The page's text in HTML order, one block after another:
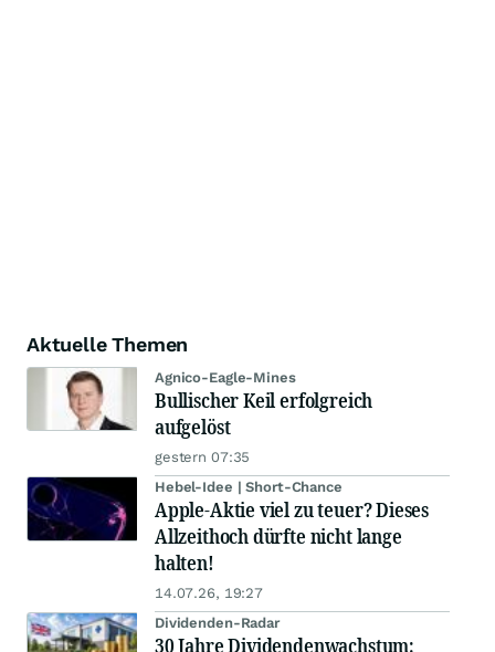
Aktuelle Themen
Agnico-Eagle-Mines
Bullischer Keil erfolgreich
aufgelöst
gestern 07:35
Hebel-Idee | Short-Chance
Apple-Aktie viel zu teuer? Dieses
Allzeithoch dürfte nicht lange
halten!
14.07.26, 19:27
Dividenden-Radar
30 Jahre Dividendenwachstum: